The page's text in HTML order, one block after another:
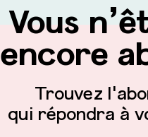
Vous
encore
Trouvez
qui répondra à